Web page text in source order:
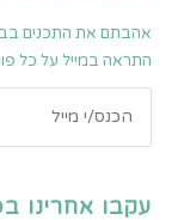
אהבתם את התכנים
התראה במייל על כל
עקבו אחרינו